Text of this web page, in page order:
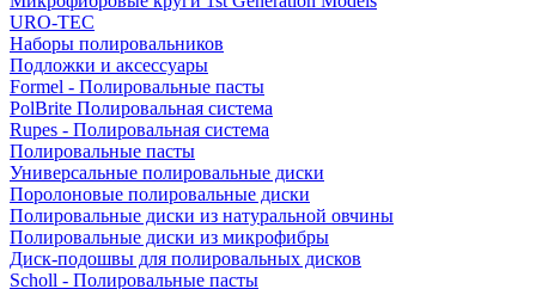
URO-TEC
Наборы полировальников
Подложки и аксессуары
Formel - Полировальные пасты
PolBrite Полировальная система
Rupes - Полировальная система
Полировальные пасты
Универсальные полировальные диски
Поролоновые полировальные диски
Полировальные диски из натуральной овчины
Полировальные диски из микрофибры
Диск-подошвы для полировальных дисков
Scholl - Полировальные пасты